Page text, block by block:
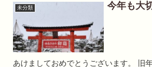
未分類 今年も大
あけましておめでとうございます。 旧